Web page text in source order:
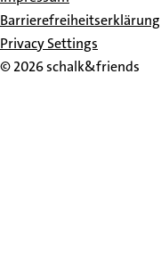
Barrierefreiheitserklärung
Privacy Settings
© 2026 schalk&friends